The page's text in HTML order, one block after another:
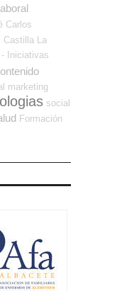
Carlos
Castilla La
Iniciativas
marketing
social
Formación